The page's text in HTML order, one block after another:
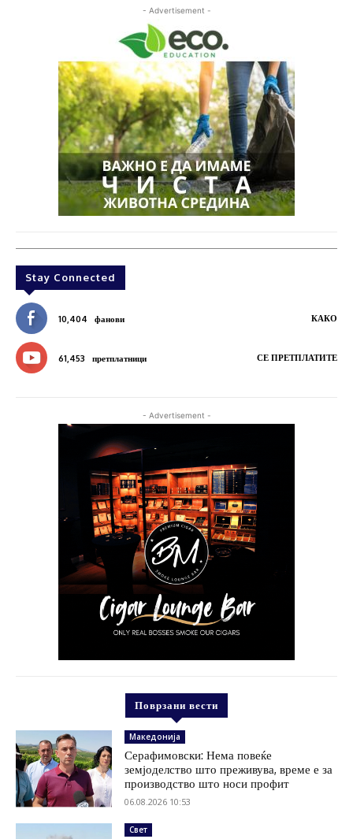
- Advertisement -
Stay Connected
10,404 фанови КАКО
61,453 претплатници СЕ ПРЕТПЛАТИТЕ
- Advertisement -
Поврзани вести
Македонија
Серафимовски: Нема повеќе
земјоделство што преживува, време е за
производство што носи профит
06.08.2026 10:53
Свет